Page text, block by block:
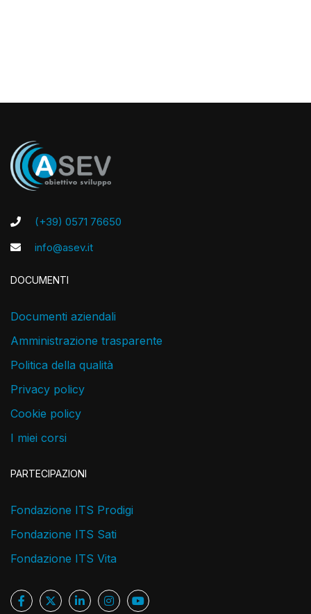
(+39) 0571 76650
info@asev.it
DOCUMENTI
Documenti aziendali
Amministrazione trasparente
Politica della qualità
Privacy policy
Cookie policy
I miei corsi
PARTECIPAZIONI
Fondazione ITS Prodigi
Fondazione ITS Sati
Fondazione ITS Vita